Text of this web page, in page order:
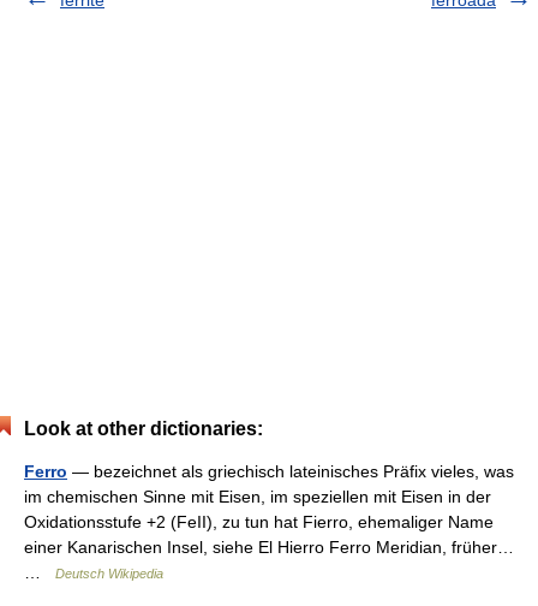
Look at other dictionaries:
Ferro — bezeichnet als griechisch lateinisches Präfix vieles, was
im chemischen Sinne mit Eisen, im speziellen mit Eisen in der
Oxidationsstufe +2 (FeII), zu tun hat Fierro, ehemaliger Name
einer Kanarischen Insel, siehe El Hierro Ferro Meridian, früher…
Deutsch Wikipedia